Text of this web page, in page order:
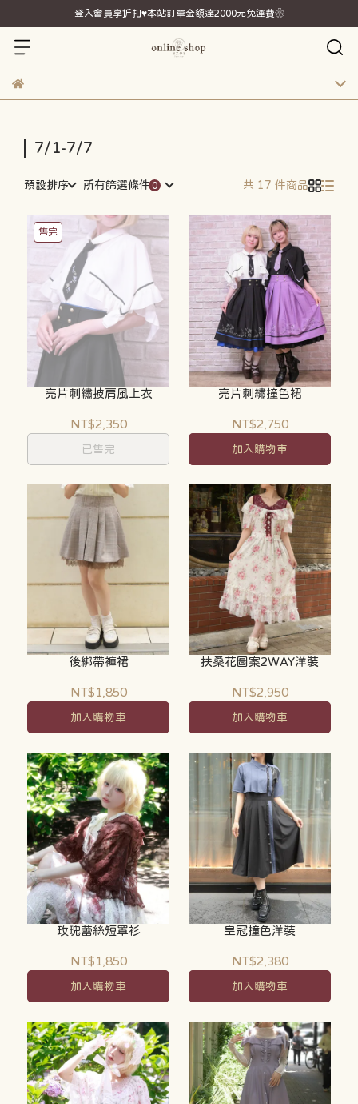
登入會員享折扣♥本站訂單金額達2000元免運費❀
7/1-7/7
預設排序 所有篩選條件 共 17 件商品
售完
亮片刺繡披肩風上衣
NT$2,350
已售完
亮片刺繡撞色裙
NT$2,750
加入購物車
後綁帶褲裙
NT$1,850
加入購物車
扶桑花圖案2WAY洋裝
NT$2,950
加入購物車
玫瑰蕾絲短罩衫
NT$1,850
加入購物車
皇冠撞色洋裝
NT$2,380
加入購物車